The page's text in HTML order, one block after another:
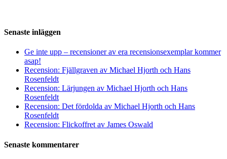
Senaste inläggen
Ge inte upp – recensioner av era recensionsexemplar kommer
asap!
Recension: Fjällgraven av Michael Hjorth och Hans
Rosenfeldt
Recension: Lärjungen av Michael Hjorth och Hans
Rosenfeldt
Recension: Det fördolda av Michael Hjorth och Hans
Rosenfeldt
Recension: Flickoffret av James Oswald
Senaste kommentarer